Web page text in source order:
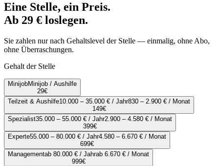
Eine Stelle, ein Preis.
Ab 29 € loslegen.
Sie zahlen nur nach Gehaltslevel der Stelle — einmalig, ohne Abo,
ohne Überraschungen.
Gehalt der Stelle
MinijobMinijob / Aushilfe
29€
Teilzeit & Aushilfe10.000 – 35.000 € / Jahr830 – 2.900 € / Monat
149€
Spezialist35.000 – 55.000 € / Jahr2.900 – 4.580 € / Monat
399€
Experte55.000 – 80.000 € / Jahr4.580 – 6.670 € / Monat
699€
Managementab 80.000 € / Jahrab 6.670 € / Monat
999€